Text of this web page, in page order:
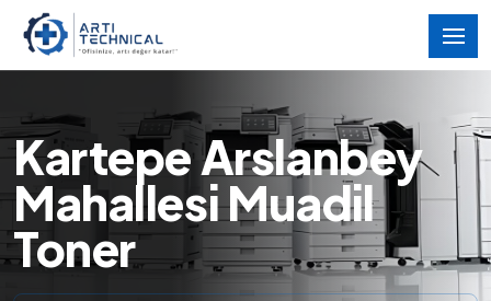
Kartepe Arslanbey
Mahallesi Muadil
Toner